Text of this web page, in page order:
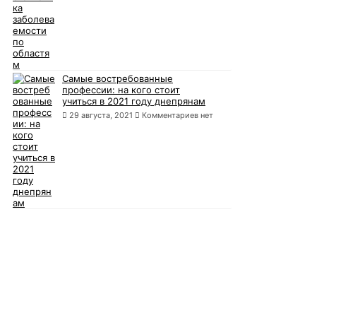
Самые востребованные
профессии: на кого стоит
учиться в 2021 году днепрянам
29 августа, 2021 Комментариев нет